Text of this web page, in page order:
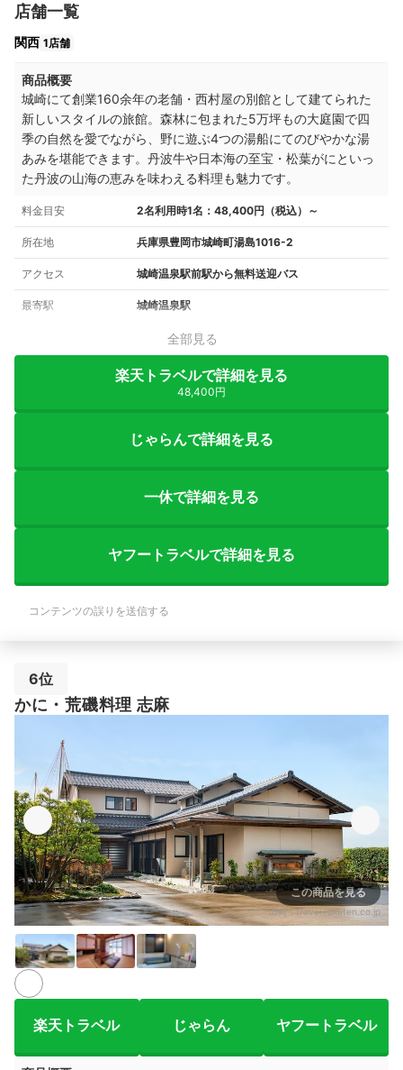
店舗一覧
関西 1店舗
商品概要
城崎にて創業160余年の老舗・西村屋の別館として建てられた
新しいスタイルの旅館。森林に包まれた5万坪もの大庭園で四
季の自然を愛でながら、野に遊ぶ4つの湯船にてのびやかな湯
あみを堪能できます。丹波牛や日本海の至宝・松葉がにといっ
た丹波の山海の恵みを味わえる料理も魅力です。
料金目安 2名利用時1名：48,400円（税込）～
所在地 兵庫県豊岡市城崎町湯島1016-2
アクセス 城崎温泉駅前駅から無料送迎バス
最寄駅 城崎温泉駅
全部見る
楽天トラベルで詳細を見る
48,400円
じゃらんで詳細を見る
一休で詳細を見る
ヤフートラベルで詳細を見る
コンテンツの誤りを送信する
6位
かに・荒磯料理 志麻
この商品を見る
出典：travel.rakuten.co.jp
楽天トラベル じゃらん ヤフートラベル